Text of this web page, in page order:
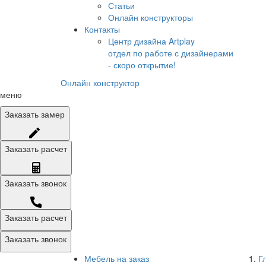
Статьи
Онлайн конструкторы
Контакты
Центр дизайна Artplay
отдел по работе с дизайнерами
- скоро открытие!
Онлайн конструктор
меню
Заказать замер
Заказать расчет
Заказать звонок
Заказать расчет
Заказать звонок
Мебель на заказ